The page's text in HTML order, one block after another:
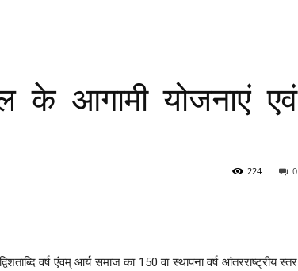
के आगामी योजनाएं एवं
0
224
वर्ष एंवम् आर्य समाज का 150 वा स्थापना वर्ष आंतरराष्ट्रीय स्तर